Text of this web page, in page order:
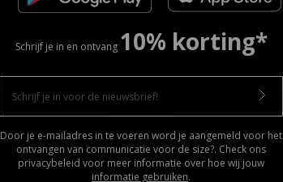
Schrijf je in en ontvang 10% korting*
Door je e-mailadres in te voeren word je aangemeld voor het
ontvangen van communicatie voor de size?. Check ons
privacybeleid voor meer informatie over hoe wij jouw
informatie gebruiken.